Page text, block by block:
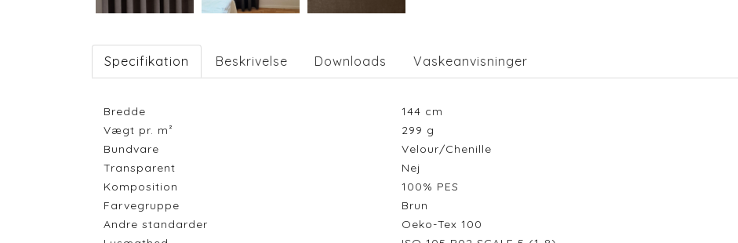
Specifikation Beskrivelse Downloads Vaskeanvisninger
Bredde 144 cm
Vægt pr. m²
299 g
Bundvare
Velour/Chenille
Transparent
Nej
Komposition
100% PES
Farvegruppe
Brun
Andre standarder
Oeko-Tex 100